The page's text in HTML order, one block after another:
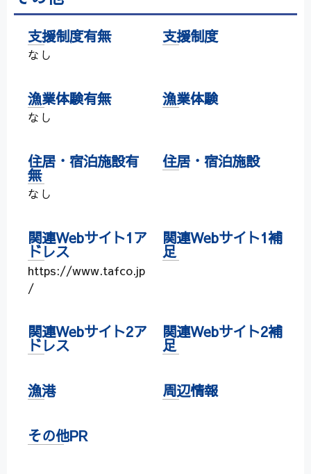
支援制度有無
なし
支援制度
漁業体験有無
なし
漁業体験
住居・宿泊施設有
無
なし
住居・宿泊施設
関連Webサイト1ア
ドレス
https://www.tafco.jp
/
関連Webサイト1補
足
関連Webサイト2ア
ドレス
関連Webサイト2補
足
漁港 周辺情報
その他PR